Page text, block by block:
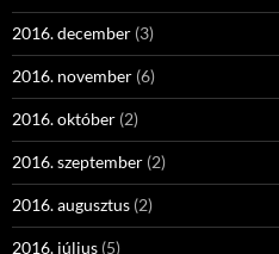
2016. december (3)
2016. november (6)
2016. október (2)
2016. szeptember (2)
2016. augusztus (2)
2016. július (5)